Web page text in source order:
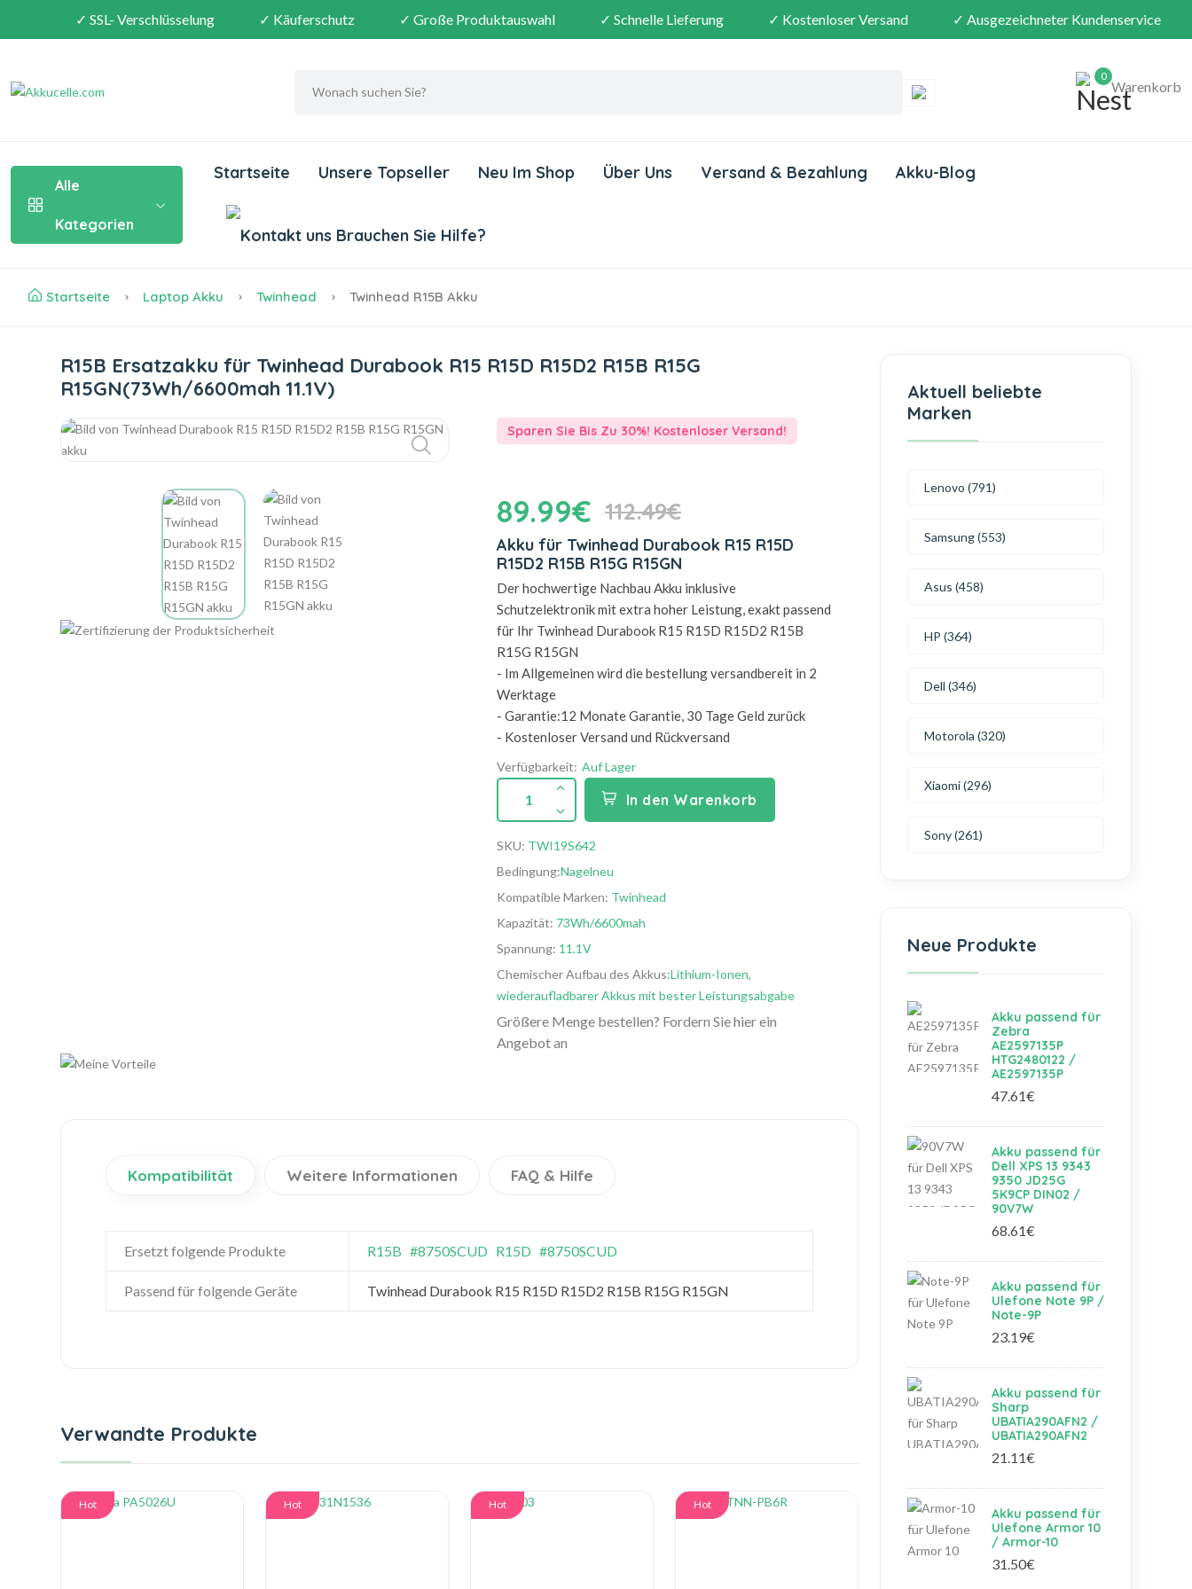
✓ SSL- Verschlüsselung ✓ Käuferschutz ✓ Große Produktauswahl ✓ Schnelle Lieferung ✓ Kostenloser Versand ✓ Ausgezeichneter Kundenservice
0
Warenkorb
Alle
Kategorien
Startseite Unsere Topseller Neu Im Shop Über Uns Versand & Bezahlung Akku-Blog
Brauchen Sie Hilfe?
Startseite Laptop Akku Twinhead Twinhead R15B Akku
R15B Ersatzakku für Twinhead Durabook R15 R15D R15D2 R15B R15G
R15GN(73Wh/6600mah 11.1V)
Sparen Sie Bis Zu 30%! Kostenloser Versand!
89.99€ 112.49€
Akku für Twinhead Durabook R15 R15D
R15D2 R15B R15G R15GN
Der hochwertige Nachbau Akku inklusive
Schutzelektronik mit extra hoher Leistung, exakt passend
für Ihr Twinhead Durabook R15 R15D R15D2 R15B
R15G R15GN
- Im Allgemeinen wird die bestellung versandbereit in 2
Werktage
- Garantie:12 Monate Garantie, 30 Tage Geld zurück
- Kostenloser Versand und Rückversand
Verfügbarkeit: Auf Lager
1 In den Warenkorb
SKU: TWI19S642
Bedingung:Nagelneu
Kompatible Marken: Twinhead
Kapazität: 73Wh/6600mah
Spannung: 11.1V
Chemischer Aufbau des Akkus:Lithium-Ionen,
wiederaufladbarer Akkus mit bester Leistungsabgabe
Größere Menge bestellen? Fordern Sie hier ein
Angebot an
Kompatibilität Weitere Informationen FAQ & Hilfe
Ersetzt folgende Produkte R15B #8750SCUD R15D #8750SCUD
Passend für folgende Geräte Twinhead Durabook R15 R15D R15D2 R15B R15G R15GN
Verwandte Produkte
Hot Hot Hot Hot
Aktuell beliebte
Marken
Lenovo (791)
Samsung (553)
Asus (458)
HP (364)
Dell (346)
Motorola (320)
Xiaomi (296)
Sony (261)
Neue Produkte
Akku passend für
Zebra
AE2597135P
HTG2480122 /
AE2597135P
47.61€
Akku passend für
Dell XPS 13 9343
9350 JD25G
5K9CP DIN02 /
90V7W
68.61€
Akku passend für
Ulefone Note 9P /
Note-9P
23.19€
Akku passend für
Sharp
UBATIA290AFN2 /
UBATIA290AFN2
21.11€
Akku passend für
Ulefone Armor 10
/ Armor-10
31.50€